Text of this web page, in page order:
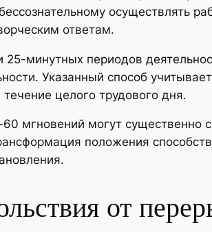
осуществлять
ответам.
25-минутных периодов
Указанный способ
целого трудового дня.
мгновений могут существенно
положения
от